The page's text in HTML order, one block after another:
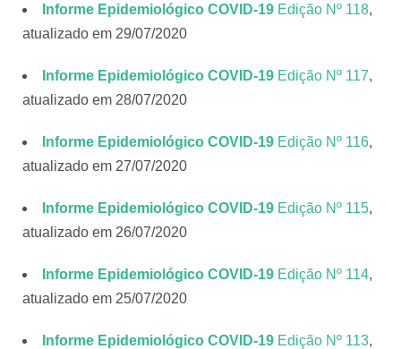
Informe Epidemiológico COVID-19 Edição Nº 118,
atualizado em 29/07/2020
Informe Epidemiológico COVID-19 Edição Nº 117,
atualizado em 28/07/2020
Informe Epidemiológico COVID-19 Edição Nº 116,
atualizado em 27/07/2020
Informe Epidemiológico COVID-19 Edição Nº 115,
atualizado em 26/07/2020
Informe Epidemiológico COVID-19 Edição Nº 114,
atualizado em 25/07/2020
Informe Epidemiológico COVID-19 Edição Nº 113,